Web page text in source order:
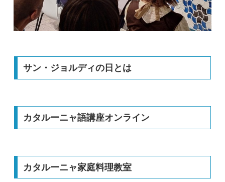
サン・ジョルディの日とは
カタルーニャ語講座オンライン
カタルーニャ家庭料理教室